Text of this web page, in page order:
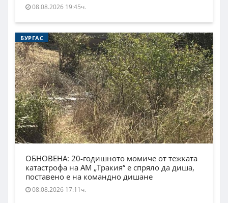
08.08.2026 19:45ч.
БУРГАС
ОБНОВЕНА: 20-годишното момиче от тежката
катастрофа на АМ „Тракия“ е спряло да диша,
поставено е на командно дишане
08.08.2026 17:11ч.